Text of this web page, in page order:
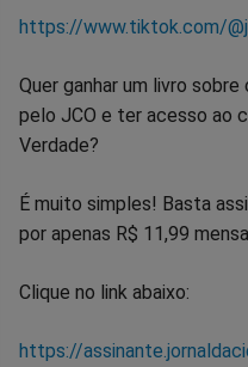
https://www.tiktok.com/
Quer ganhar um livro
pelo JCO e ter acesso ao
Verdade?
É muito simples! Basta
por apenas R$ 11,99
Clique no link abaixo:
https://